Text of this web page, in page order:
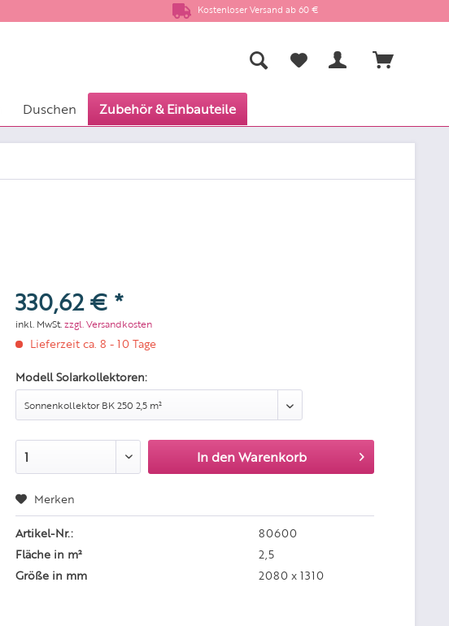
Kostenloser Versand ab 60 €
Duschen Zubehör & Einbauteile
330,62 € *
inkl. MwSt.zzgl. Versandkosten
Lieferzeit ca. 8 - 10 Tage
Modell Solarkollektoren:
In den Warenkorb
Merken
Artikel-Nr.:
80600
Fläche in m²
2,5
Größe in mm
2080 x 1310